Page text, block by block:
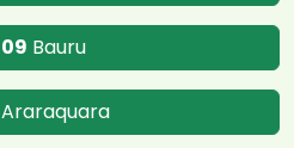
09 Bauru
Araraquara